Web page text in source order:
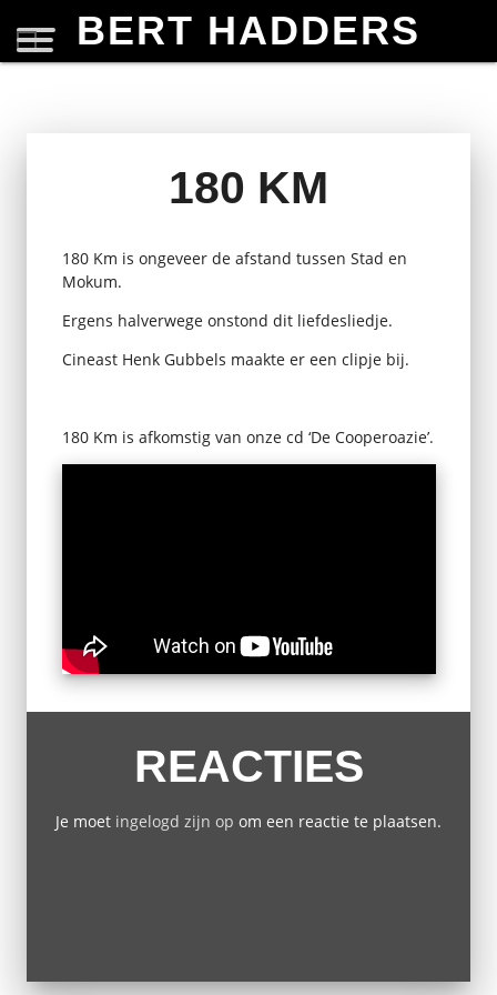
BERT HADDERS
180 KM
180 Km is ongeveer de afstand tussen Stad en
Mokum.
Ergens halverwege onstond dit liefdesliedje.
Cineast Henk Gubbels maakte er een clipje bij.
180 Km is afkomstig van onze cd ‘De Cooperoazie’.
REACTIES
Je moet ingelogd zijn op om een reactie te plaatsen.